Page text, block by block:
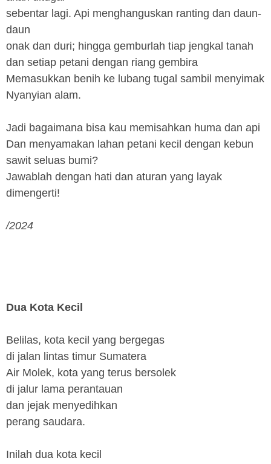
sebentar lagi. Api menghanguskan ranting dan daun-
daun
onak dan duri; hingga gemburlah tiap jengkal tanah
dan setiap petani dengan riang gembira
Memasukkan benih ke lubang tugal sambil menyimak
Nyanyian alam.
Jadi bagaimana bisa kau memisahkan huma dan api
Dan menyamakan lahan petani kecil dengan kebun
sawit seluas bumi?
Jawablah dengan hati dan aturan yang layak
dimengerti!
/2024
Dua Kota Kecil
Belilas, kota kecil yang bergegas
di jalan lintas timur Sumatera
Air Molek, kota yang terus bersolek
di jalur lama perantauan
dan jejak menyedihkan
perang saudara.
Inilah dua kota kecil